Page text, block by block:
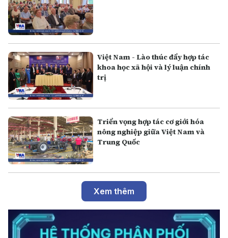
Việt Nam - Lào thúc đẩy hợp tác
khoa học xã hội và lý luận chính
trị
Triển vọng hợp tác cơ giới hóa
nông nghiệp giữa Việt Nam và
Trung Quốc
Xem thêm